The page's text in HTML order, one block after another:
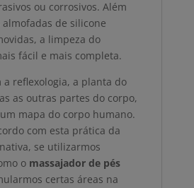
ou corrosivos. Além
almofadas de silicone
a limpeza do
fácil e mais completa.
a reflexologia, a planta do
as outras partes do corpo,
mapa do corpo humano.
com esta prática da
se utilizarmos
o massajador de pés
certas áreas na